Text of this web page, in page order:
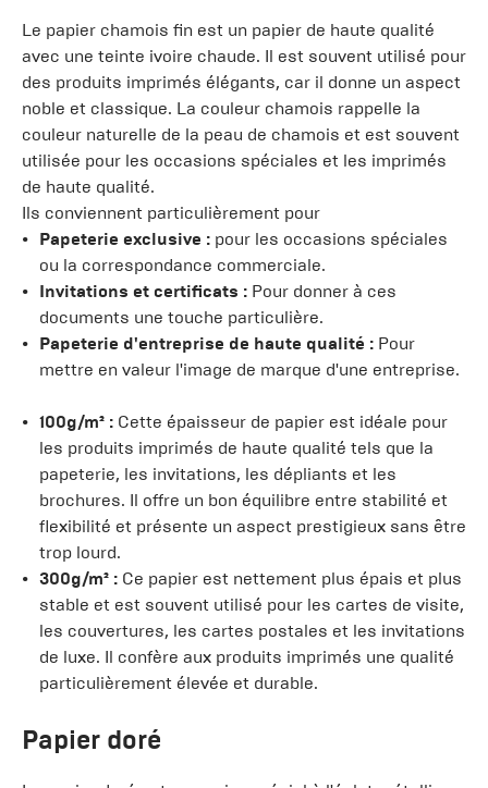
Le papier chamois fin est un papier de haute qualité
avec une teinte ivoire chaude. Il est souvent utilisé pour
des produits imprimés élégants, car il donne un aspect
noble et classique. La couleur chamois rappelle la
couleur naturelle de la peau de chamois et est souvent
utilisée pour les occasions spéciales et les imprimés
de haute qualité.
Ils conviennent particulièrement pour
Papeterie exclusive : pour les occasions spéciales
ou la correspondance commerciale.
Invitations et certificats : Pour donner à ces
documents une touche particulière.
Papeterie d'entreprise de haute qualité : Pour
mettre en valeur l'image de marque d'une entreprise.
100g/m² : Cette épaisseur de papier est idéale pour
les produits imprimés de haute qualité tels que la
papeterie, les invitations, les dépliants et les
brochures. Il offre un bon équilibre entre stabilité et
flexibilité et présente un aspect prestigieux sans être
trop lourd.
300g/m² : Ce papier est nettement plus épais et plus
stable et est souvent utilisé pour les cartes de visite,
les couvertures, les cartes postales et les invitations
de luxe. Il confère aux produits imprimés une qualité
particulièrement élevée et durable.
Papier doré